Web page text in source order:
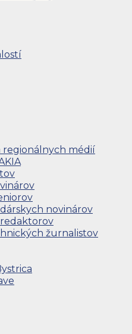
médií
novinárov
žurnalistov